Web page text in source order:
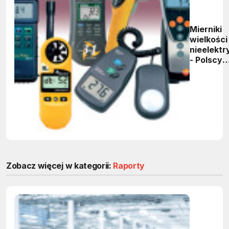
Mierniki
wielkości
- Polscy
Zobacz więcej w kategorii: Raporty